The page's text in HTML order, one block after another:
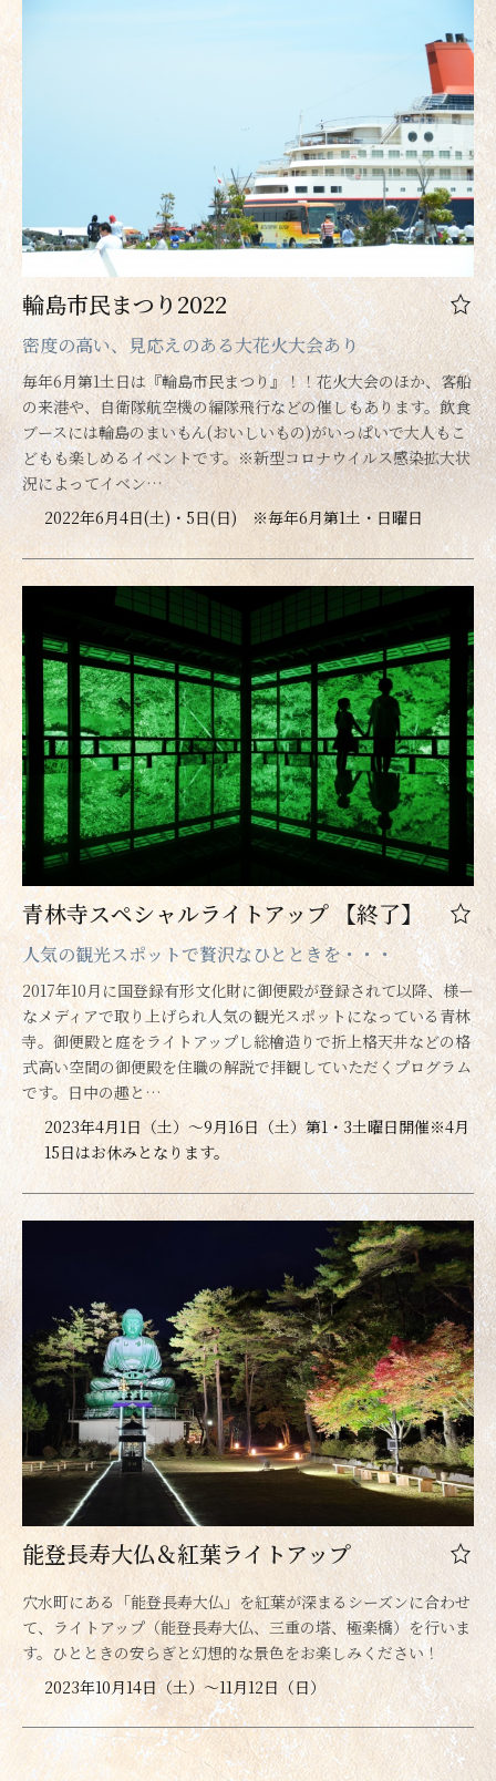
輪島市民まつり2022
密度の高い、見応えのある大花火大会あり
毎年6月第1土日は『輪島市民まつり』！！花火大会のほか、客船
の来港や、自衛隊航空機の編隊飛行などの催しもあります。飲食
ブースには輪島のまいもん(おいしいもの)がいっぱいで大人もこ
どもも楽しめるイベントです。※新型コロナウイルス感染拡大状
況によってイベン…
2022年6月4日(土)・5日(日) ※毎年6月第1土・日曜日
青林寺スペシャルライトアップ 【終了】
人気の観光スポットで贅沢なひとときを・・・
2017年10月に国登録有形文化財に御便殿が登録されて以降、様ー
なメディアで取り上げられ人気の観光スポットになっている青林
寺。御便殿と庭をライトアップし総檜造りで折上格天井などの格
式高い空間の御便殿を住職の解説で拝観していただくプログラム
です。日中の趣と…
2023年4月1日（土）～9月16日（土）第1・3土曜日開催※4月
15日はお休みとなります。
能登長寿大仏＆紅葉ライトアップ
穴水町にある「能登長寿大仏」を紅葉が深まるシーズンに合わせ
て、ライトアップ（能登長寿大仏、三重の塔、極楽橋）を行いま
す。ひとときの安らぎと幻想的な景色をお楽しみください！
2023年10月14日（土）～11月12日（日）